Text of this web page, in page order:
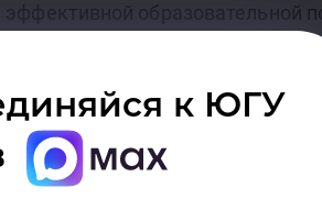
к ЮГУ
образовательной
важной частью которого
актуальные проблемы,